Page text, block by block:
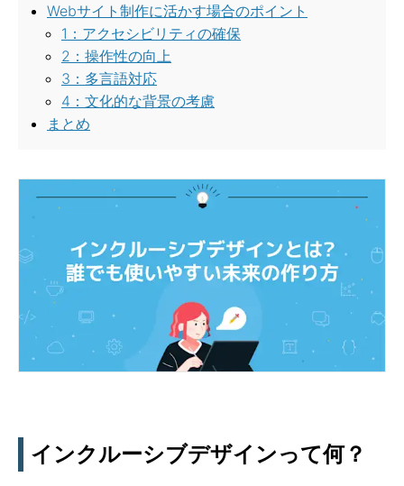
Webサイト制作に活かす場合のポイント
1：アクセシビリティの確保
2：操作性の向上
3：多言語対応
4：文化的な背景の考慮
まとめ
インクルーシブデザインって何？